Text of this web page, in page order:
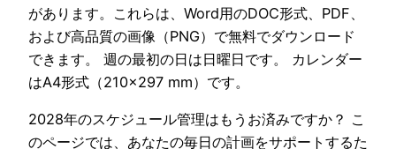
があります。これらは、Word用のDOC形式、PDF、
および高品質の画像（PNG）で無料でダウンロード
できます。 週の最初の日は日曜日です。 カレンダー
はA4形式（210×297 mm）です。
2028年のスケジュール管理はもうお済みですか？ こ
のページでは、あなたの毎日の計画をサポートするた